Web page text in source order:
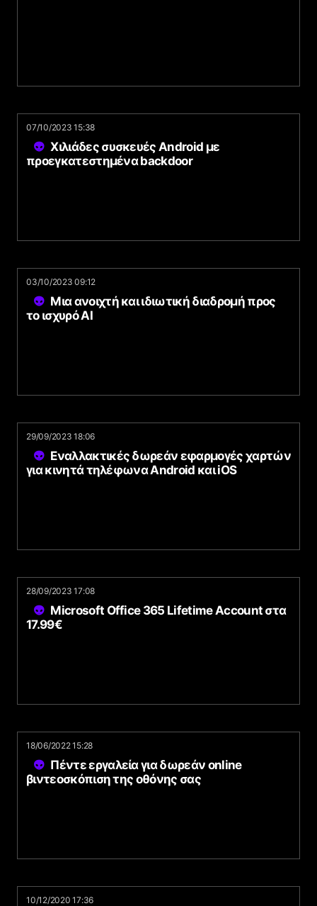
07/10/2023 15:38
Χιλιάδες συσκευές Android με
προεγκατεστημένα backdoor
03/10/2023 09:12
Μια ανοιχτή και ιδιωτική διαδρομή προς
το ισχυρό AI
29/09/2023 18:06
Εναλλακτικές δωρεάν εφαρμογές χαρτών
για κινητά τηλέφωνα Android και iOS
28/09/2023 17:08
Microsoft Office 365 Lifetime Account στα
17.99€
18/06/2022 15:28
Πέντε εργαλεία για δωρεάν online
βιντεοσκόπιση της οθόνης σας
10/12/2020 17:36